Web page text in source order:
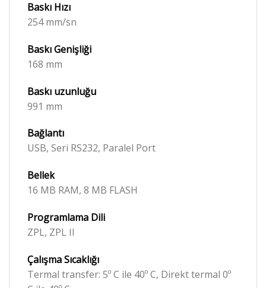
Baskı Hızı
254 mm/sn
Baskı Genişliği
168 mm
Baskı uzunluğu
991 mm
Bağlantı
USB, Seri RS232, Paralel Port
Bellek
16 MB RAM, 8 MB FLASH
Programlama Dili
ZPL, ZPL II
Çalışma Sıcaklığı
Termal transfer: 5º C ile 40º C, Direkt termal 0º